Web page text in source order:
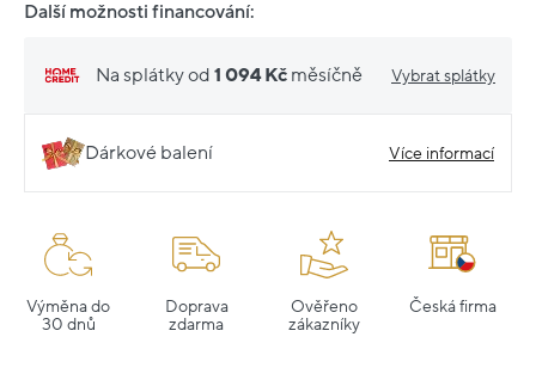
Další možnosti financování:
Na splátky od 1 094 Kč měsíčně Vybrat splátky
Dárkové balení Více informací
Výměna do
30 dnů
Doprava
zdarma
Ověřeno
zákazníky
Česká firma